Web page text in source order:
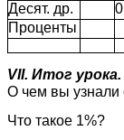
Десят. др.
Проценты
VII. Итог
О чем вы узнали
Что такое 1%?